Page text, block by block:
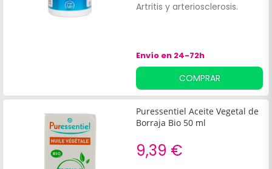
Artritis y arteriosclerosis.
Envío en 24-72h
COMPRAR
Puressentiel Aceite Vegetal de
Borraja Bio 50 ml
9,39 €